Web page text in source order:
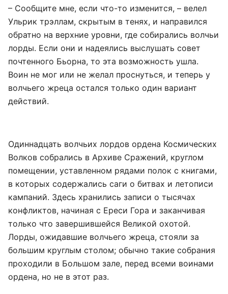
– Сообщите мне, если что-то изменится, – велел
Ульрик трэллам, скрытым в тенях, и направился
обратно на верхние уровни, где собирались волчьи
лорды. Если они и надеялись выслушать совет
почтенного Бьорна, то эта возможность ушла.
Воин не мог или не желал проснуться, и теперь у
волчьего жреца остался только один вариант
действий.
Одиннадцать волчьих лордов ордена Космических
Волков собрались в Архиве Сражений, круглом
помещении, уставленном рядами полок с книгами,
в которых содержались саги о битвах и летописи
кампаний. Здесь хранились записи о тысячах
конфликтов, начиная с Ереси Гора и заканчивая
только что завершившейся Великой охотой.
Лорды, ожидавшие волчьего жреца, стояли за
большим круглым столом; обычно такие собрания
проходили в Большом зале, перед всеми воинами
ордена, но не в этот раз.